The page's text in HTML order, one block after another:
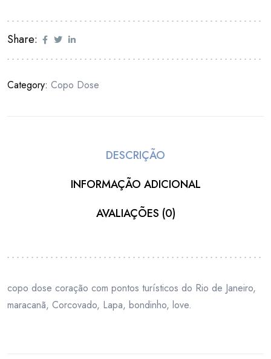
Share:
Category: Copo Dose
DESCRIÇÃO
INFORMAÇÃO ADICIONAL
AVALIAÇÕES (0)
copo dose coração com pontos turísticos do Rio de Janeiro,
maracanã, Corcovado, Lapa, bondinho, love.